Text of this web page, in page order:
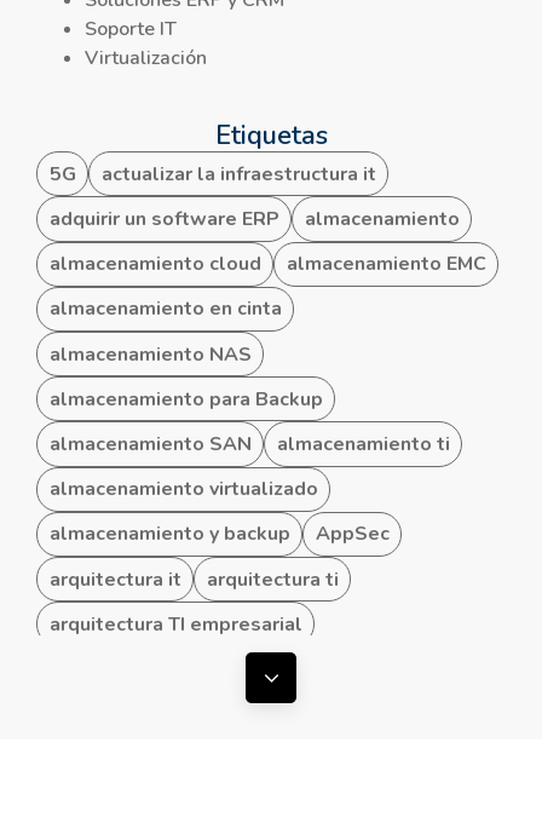
Soporte IT
Virtualización
Etiquetas
5G
actualizar la infraestructura it
adquirir un software ERP
almacenamiento
almacenamiento cloud
almacenamiento EMC
almacenamiento en cinta
almacenamiento NAS
almacenamiento para Backup
almacenamiento SAN
almacenamiento ti
almacenamiento virtualizado
almacenamiento y backup
AppSec
arquitectura it
arquitectura ti
arquitectura TI empresarial
Mostrar todas las etiquetas